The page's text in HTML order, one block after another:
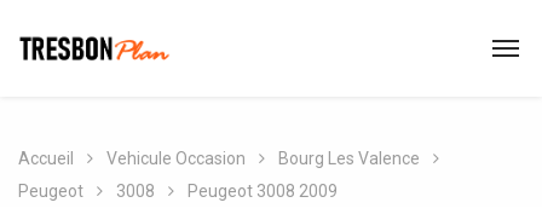
Accueil Vehicule Occasion
Bourg Les Valence
Peugeot
3008 Peugeot 3008 2009